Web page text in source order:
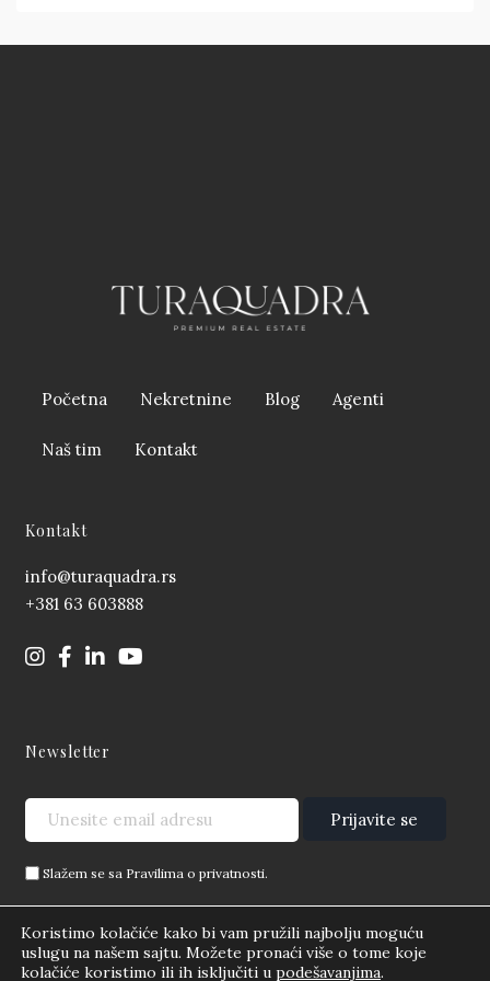
Početna Nekretnine Blog Agenti
Naš tim Kontakt
Kontakt
info@turaquadra.rs
+381 63 603888
Newsletter
Slažem se sa Pravilima o privatnosti.
Opšti uslovi poslovanja posrednika u prometu i zakupu
nepokretnosti
Koristimo kolačiće kako bi vam pružili najbolju moguću
uslugu na našem sajtu. Možete pronaći više o tome koje
kolačiće koristimo ili ih isključiti u podešavanjima.